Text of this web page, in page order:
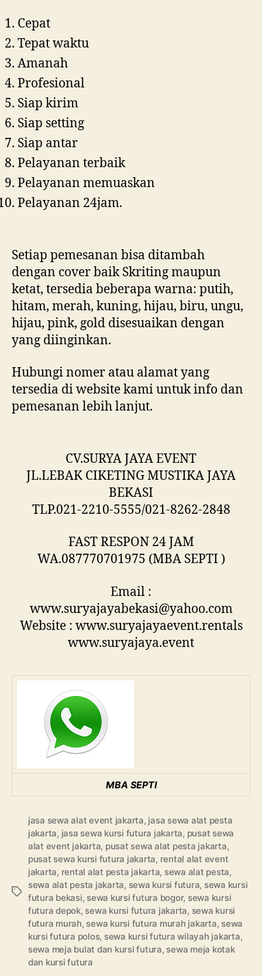
Cepat
Tepat waktu
Amanah
Profesional
Siap kirim
Siap setting
Siap antar
Pelayanan terbaik
Pelayanan memuaskan
Pelayanan 24jam.
Setiap pemesanan bisa ditambah
dengan cover baik Skriting maupun
ketat, tersedia beberapa warna: putih,
hitam, merah, kuning, hijau, biru, ungu,
hijau, pink, gold disesuaikan dengan
yang diinginkan.
Hubungi nomer atau alamat yang
tersedia di website kami untuk info dan
pemesanan lebih lanjut.
CV.SURYA JAYA EVENT
JL.LEBAK CIKETING MUSTIKA JAYA
BEKASI
TLP.021-2210-5555/021-8262-2848
FAST RESPON 24 JAM
WA.087770701975 (MBA SEPTI )
Email :
www.suryajayabekasi@yahoo.com
Website : www.suryajayaevent.rentals
www.suryajaya.event
MBA SEPTI
Tags
jasa sewa alat event jakarta, jasa sewa alat pesta
jakarta, jasa sewa kursi futura jakarta, pusat sewa
alat event jakarta, pusat sewa alat pesta jakarta,
pusat sewa kursi futura jakarta, rental alat event
jakarta, rental alat pesta jakarta, sewa alat pesta,
sewa alat pesta jakarta, sewa kursi futura, sewa kursi
futura bekasi, sewa kursi futura bogor, sewa kursi
futura depok, sewa kursi futura jakarta, sewa kursi
futura murah, sewa kursi futura murah jakarta, sewa
kursi futura polos, sewa kursi futura wilayah jakarta,
sewa meja bulat dan kursi futura, sewa meja kotak
dan kursi futura